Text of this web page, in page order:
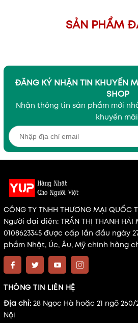
SẢN PHẨM
ĐĂNG KÝ NHẬN TIN KHUYẾN
SHOP
Nhận thông tin sản phẩm mới
khuyến
CÔNG TY TNHH THƯƠNG MẠI QUỐC
Người đại diện: TRẦN THỊ THANH HẢI
0108623345 được cấp lần đầu ngày
phẩm Nhật, Úc, Âu, Mỹ chính hãng
THÔNG TIN LIÊN HỆ
Địa chỉ: 28 Ngọc Hà hoặc 21 ngõ
Nội